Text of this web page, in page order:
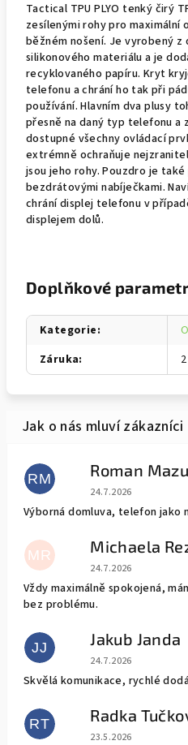
Tactical TPU PLYO tenký čirý
zesílenými rohy pro maximální
běžném nošení. Je vyrobený
silikonového materiálu a je
recyklovaného papíru. Kryt
telefonu a chrání ho tak při
používání. Hlavním dva plusy
přesně na daný typ telefonu a
dostupné všechny ovládací
extrémně ochraňuje
jsou jeho rohy. Pouzdro je
bezdrátovými nabíječkami.
chrání displej telefonu v
displejem dolů.
Doplňkové
Kategorie:
Záruka:
RM Roman
Hodnocení
24.7.2026
Výborná domluva, telefon jako
MR Michaela
Hodnocení
24.7.2026
Vždy maximálně spokojená,
bez problému.
JJ Jakub Janda
Hodnocení
24.7.2026
Skvělá komunikace, rychlé
RT Radka
Hodnocení
23.5.2026